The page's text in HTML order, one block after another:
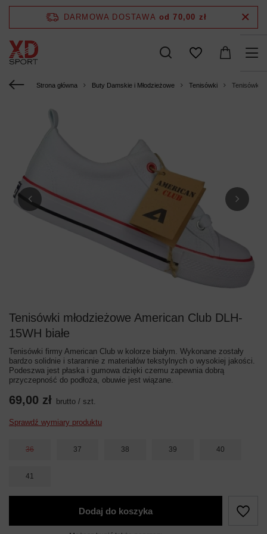
DARMOWA DOSTAWA od 70,00 zł
Strona główna Buty Damskie i Młodzieżowe Tenisówki Tenisówki
Tenisówki młodzieżowe American Club DLH-
15WH białe
Tenisówki firmy American Club w kolorze białym. Wykonane zostały
bardzo solidnie i starannie z materiałów tekstylnych o wysokiej jakości.
Podeszwa jest płaska i gumowa dzięki czemu zapewnia dobrą
przyczepność do podłoża, obuwie jest wiązane.
69,00 zł brutto / szt.
Sprawdź wymiary produktu
36 37 38 39 40
41
Dodaj do koszyka